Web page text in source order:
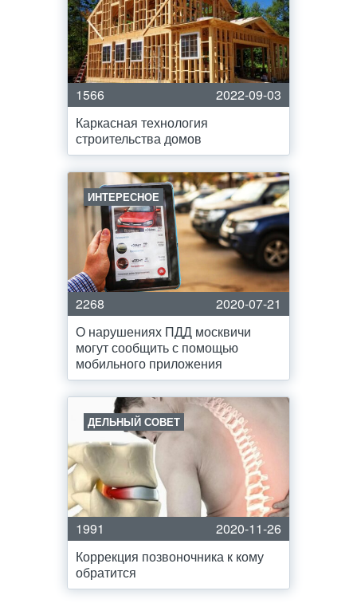
1566
2022-09-03
Каркасная технология
строительства домов
ИНТЕРЕСНОЕ
2268
2020-07-21
О нарушениях ПДД москвичи
могут сообщить с помощью
мобильного приложения
ДЕЛЬНЫЙ СОВЕТ
1991
2020-11-26
Коррекция позвоночника к кому
обратится